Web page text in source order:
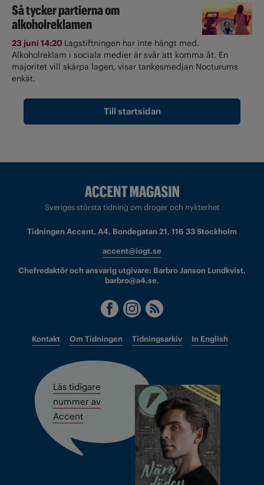
Så tycker partierna om
alkoholreklamen
23 juni 14:20 Lagstiftningen har inte hängt med.
Alkoholreklam i sociala medier är svår att komma åt. En
majoritet vill skärpa lagen, visar tankesmedjan Nocturums
enkät.
Till startsidan
Sveriges största tidning om droger och nykterhet
Tidningen Accent, A4, Bondegatan 21, 116 33 Stockholm
accent@iogt.se
Chefredaktör och ansvarig utgivare: Barbro Janson Lundkvist,
barbro@a4.se.
Kontakt Om Tidningen Tidningsarkiv In English
Läs tidigare
nummer av
Accent